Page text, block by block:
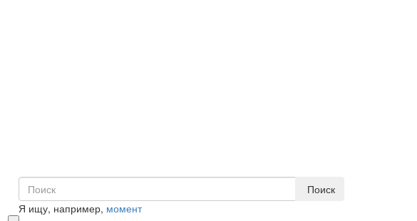
Поиск
Я ищу, например, момент